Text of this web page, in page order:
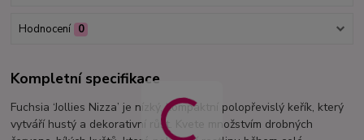
Hodnocení 0
Kompletní specifikace
Fuchsia ‘Jollies Nizza’ je nízký, kompaktní polopřevislý keřík, který
vytváří hustý a dekorativní růst. Kvete množstvím drobných